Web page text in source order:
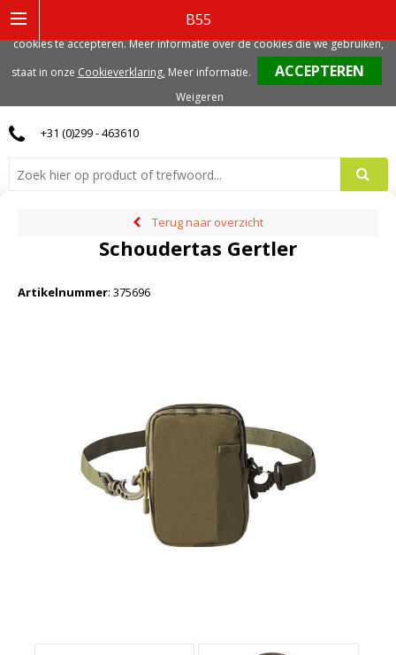
B55
0
+31 (0)299 - 463610
Terug naar overzicht
Schoudertas Gertler
Artikelnummer: 375696
gerelateerde cookies. Voor de beste gebruikerservaring, adviseren we deze
cookies te accepteren. Meer informatie over de cookies die we gebruiken,
staat in onze Cookieverklaring. Meer informatie.
Weigeren